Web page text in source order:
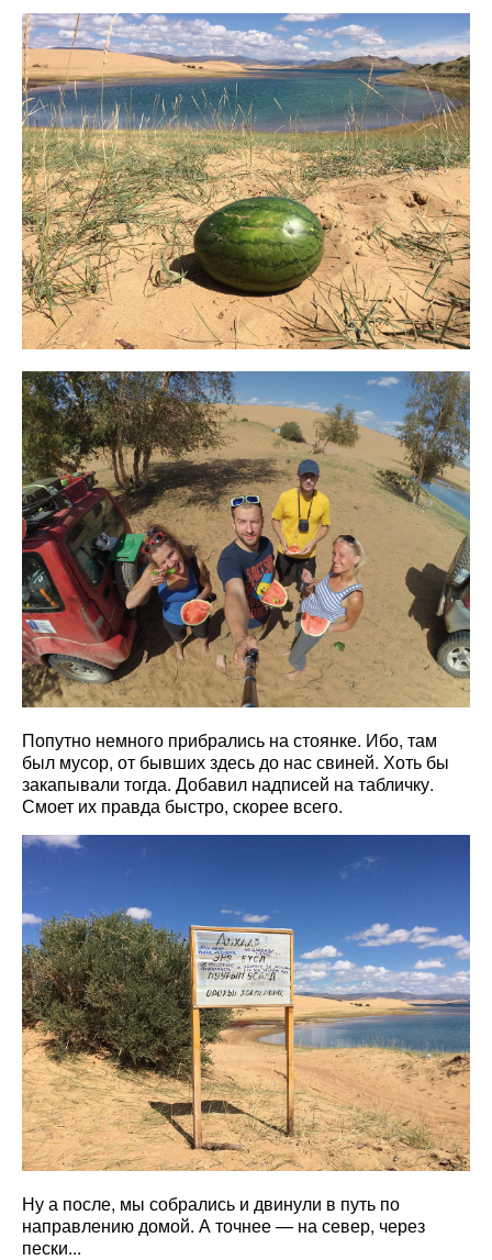
Попутно немного прибрались на стоянке. Ибо, там
был мусор, от бывших здесь до нас свиней. Хоть бы
закапывали тогда. Добавил надписей на табличку.
Смоет их правда быстро, скорее всего.
Ну а после, мы собрались и двинули в путь по
направлению домой. А точнее — на север, через
пески...